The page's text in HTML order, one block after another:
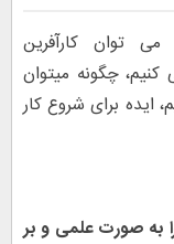
توان کارآفرین
کنیم، چگونه میتوان
ایده برای شروع کار
به صورت علمی و بر